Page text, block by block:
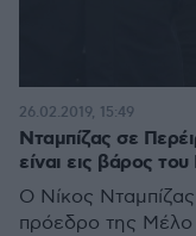
Νταμπίζας σε
είναι εις βάρος
Ο Νίκος
πρόεδρο της Μέλο
26.02.2019, 15:49